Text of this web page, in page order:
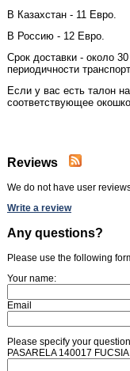
В Казахстан - 11 Евро.
В Россию - 12 Евро.
Срок доставки - около
периодичности
Если у вас есть талон
соответствующее
Reviews
We do not have user
Write a review
Any questions?
Please use the following
Your name:
Email
Please specify your
PASARELA 140017